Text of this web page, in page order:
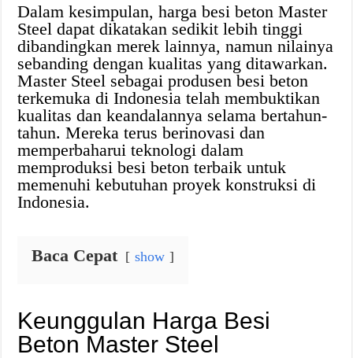
Dalam kesimpulan, harga besi beton Master
Steel dapat dikatakan sedikit lebih tinggi
dibandingkan merek lainnya, namun nilainya
sebanding dengan kualitas yang ditawarkan.
Master Steel sebagai produsen besi beton
terkemuka di Indonesia telah membuktikan
kualitas dan keandalannya selama bertahun-
tahun. Mereka terus berinovasi dan
memperbaharui teknologi dalam
memproduksi besi beton terbaik untuk
memenuhi kebutuhan proyek konstruksi di
Indonesia.
Baca Cepat show
Keunggulan Harga Besi
Beton Master Steel